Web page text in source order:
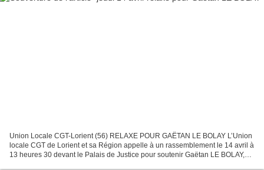
Union Locale CGT-Lorient (56) RELAXE POUR GAËTAN LE BOLAY L’Union
locale CGT de Lorient et sa Région appelle à un rassemblement le 14 avril à
13 heures 30 devant le Palais de Justice pour soutenir Gaëtan LE BOLAY,